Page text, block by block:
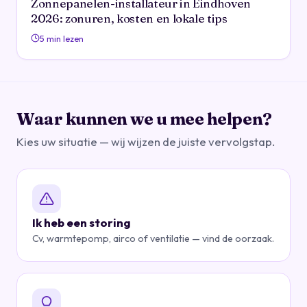
Zonnepanelen-installateur in Eindhoven
2026: zonuren, kosten en lokale tips
5 min lezen
Waar kunnen we u mee helpen?
Kies uw situatie — wij wijzen de juiste vervolgstap.
Ik heb een storing
Cv, warmtepomp, airco of ventilatie — vind de oorzaak.